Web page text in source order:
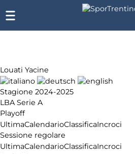
Louati Yacine
Stagione 2024-2025
LBA Serie A
Playoff
UltimaCalendarioClassificaIncroci
Sessione regolare
UltimaCalendarioClassificaIncroci
Chi
siamo
Affiliazione